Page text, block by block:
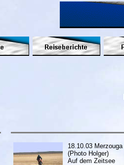
18.10.03 Merzouga
(Photo Holger)
Auf dem Zeitsee